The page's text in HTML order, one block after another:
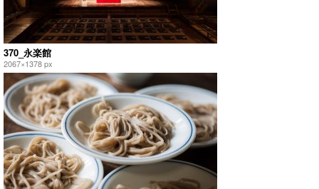
370_永楽館
2067×1378 px